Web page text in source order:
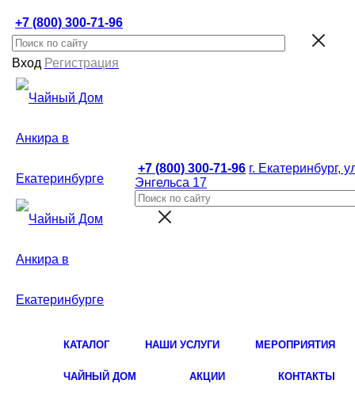
+7 (800) 300-71-96
Вход Регистрация
+7 (800) 300-71-96 г. Екатеринбург,
Энгельса 17
КАТАЛОГ НАШИ УСЛУГИ МЕРОПРИЯТИЯ
ЧАЙНЫЙ ДОМ АКЦИИ КОНТАКТЫ